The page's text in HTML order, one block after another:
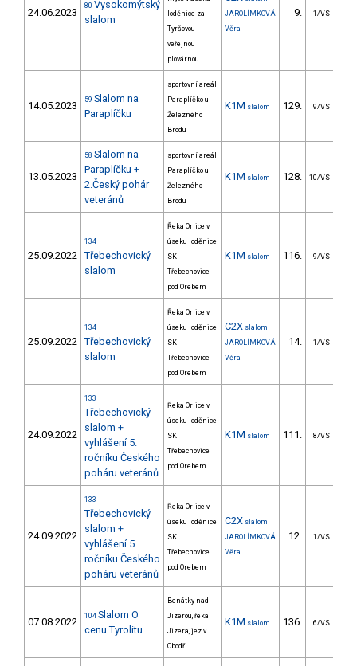
24.06.2023
80 Vysokomýtský
slalom
loděnice za
Tyršovou
veřejnou
plovárnou
JAROLÍMKOVÁ
Věra
9. 1/VS
14.05.2023 59 Slalom na
Paraplíčku
sportovní areál
Paraplíčko u
Železného
Brodu
K1M slalom 129. 9/VS
13.05.2023
58 Slalom na
Paraplíčku +
2.Český pohár
veteránů
sportovní areál
Paraplíčko u
Železného
Brodu
K1M slalom 128. 10/VS
25.09.2022
134
Třebechovický
slalom
Řeka Orlice v
úseku loděnice
SK
Třebechovice
pod Orebem
K1M slalom 116. 9/VS
25.09.2022
134
Třebechovický
slalom
Řeka Orlice v
úseku loděnice
SK
Třebechovice
pod Orebem
C2X slalom
JAROLÍMKOVÁ
Věra
14. 1/VS
24.09.2022
133
Třebechovický
slalom +
vyhlášení 5.
ročníku Českého
poháru veteránů
Řeka Orlice v
úseku loděnice
SK
Třebechovice
pod Orebem
K1M slalom 111. 8/VS
24.09.2022
133
Třebechovický
slalom +
vyhlášení 5.
ročníku Českého
poháru veteránů
Řeka Orlice v
úseku loděnice
SK
Třebechovice
pod Orebem
C2X slalom
JAROLÍMKOVÁ
Věra
12. 1/VS
07.08.2022 104 Slalom O
cenu Tyrolitu
Benátky nad
Jizerou, řeka
Jizera, jez v
Obodři.
K1M slalom 136. 6/VS